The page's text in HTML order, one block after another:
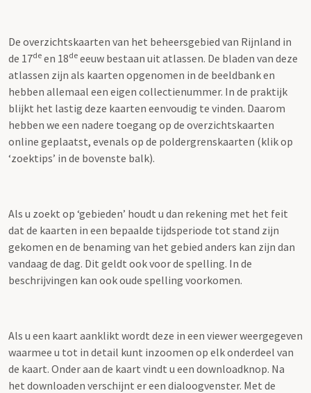
De overzichtskaarten van het beheersgebied van Rijnland in
de 17de en 18de eeuw bestaan uit atlassen. De bladen van deze
atlassen zijn als kaarten opgenomen in de beeldbank en
hebben allemaal een eigen collectienummer. In de praktijk
blijkt het lastig deze kaarten eenvoudig te vinden. Daarom
hebben we een nadere toegang op de overzichtskaarten
online geplaatst, evenals op de poldergrenskaarten (klik op
‘zoektips’ in de bovenste balk).
Als u zoekt op ‘gebieden’ houdt u dan rekening met het feit
dat de kaarten in een bepaalde tijdsperiode tot stand zijn
gekomen en de benaming van het gebied anders kan zijn dan
vandaag de dag. Dit geldt ook voor de spelling. In de
beschrijvingen kan ook oude spelling voorkomen.
Als u een kaart aanklikt wordt deze in een viewer weergegeven
waarmee u tot in detail kunt inzoomen op elk onderdeel van
de kaart. Onder aan de kaart vindt u een downloadknop. Na
het downloaden verschijnt er een dialoogvenster. Met de